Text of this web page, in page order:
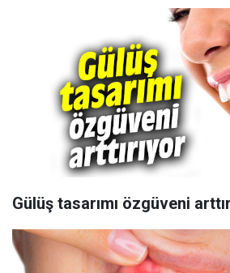
Gülüş tasarımı özgüveni